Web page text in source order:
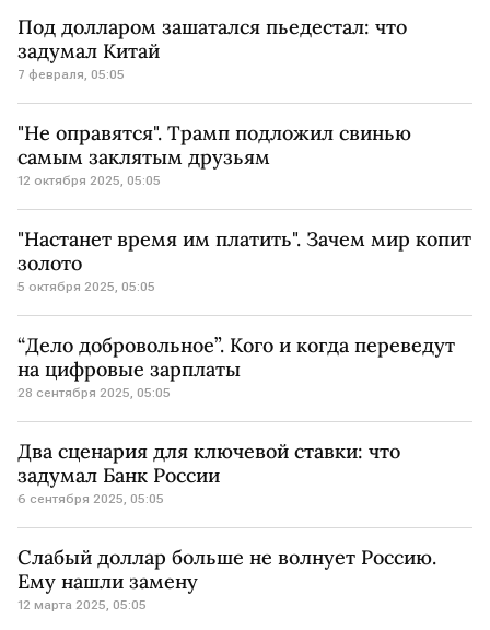
Под долларом зашатался пьедестал: что
задумал Китай
7 февраля, 05:05
"Не оправятся". Трамп подложил свинью
самым заклятым друзьям
12 октября 2025, 05:05
"Настанет время им платить". Зачем мир копит
золото
5 октября 2025, 05:05
“Дело добровольное”. Кого и когда переведут
на цифровые зарплаты
28 сентября 2025, 05:05
Два сценария для ключевой ставки: что
задумал Банк России
6 сентября 2025, 05:05
Слабый доллар больше не волнует Россию.
Ему нашли замену
12 марта 2025, 05:05